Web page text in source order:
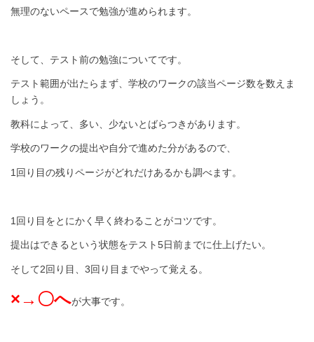
無理のないペースで勉強が進められます。
そして、テスト前の勉強についてです。
テスト範囲が出たらまず、学校のワークの該当ページ数を数えま
しょう。
教科によって、多い、少ないとばらつきがあります。
学校のワークの提出や自分で進めた分があるので、
1回り目の残りページがどれだけあるかも調べます。
1回り目をとにかく早く終わることがコツです。
提出はできるという状態をテスト5日前までに仕上げたい。
そして2回り目、3回り目までやって覚える。
×→〇へが大事です。